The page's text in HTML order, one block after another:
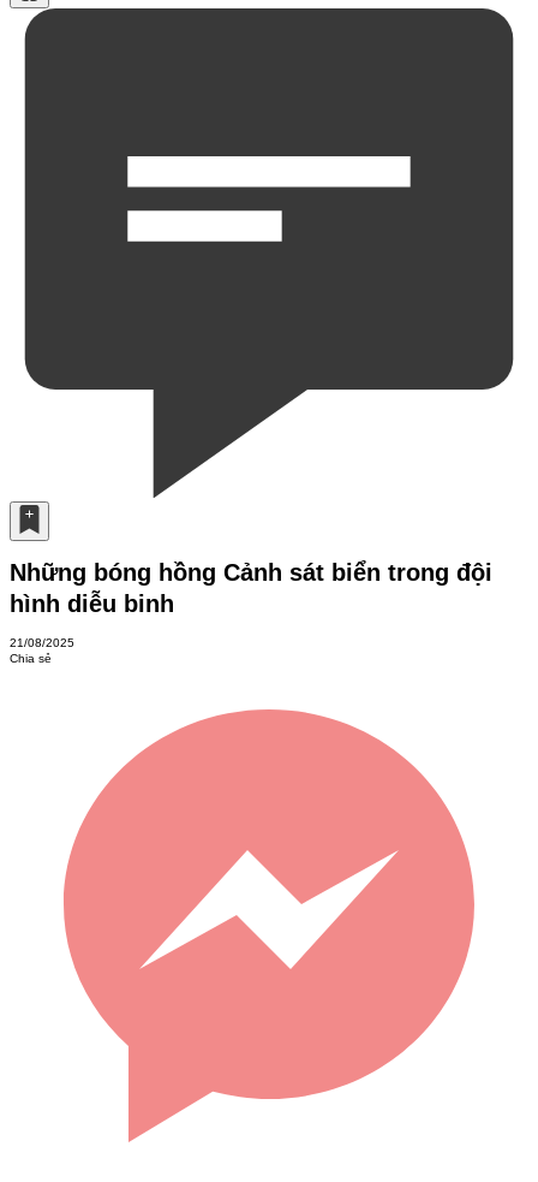
Những bóng hồng Cảnh sát biển trong đội
hình diễu binh
21/08/2025
Chia sẻ